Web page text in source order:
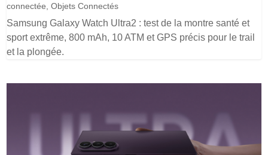
connectée ,Objets Connectés
Samsung Galaxy Watch Ultra2 : test de la montre santé et
sport extrême, 800 mAh, 10 ATM et GPS précis pour le trail
et la plongée.